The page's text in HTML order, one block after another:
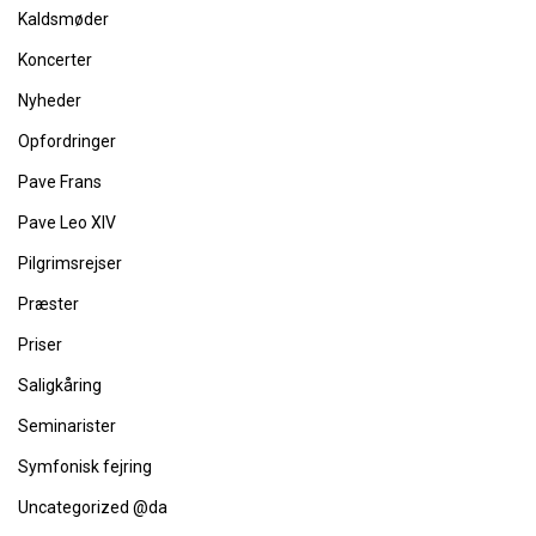
Kaldsmøder
Koncerter
Nyheder
Opfordringer
Pave Frans
Pave Leo XIV
Pilgrimsrejser
Præster
Priser
Saligkåring
Seminarister
Symfonisk fejring
Uncategorized @da